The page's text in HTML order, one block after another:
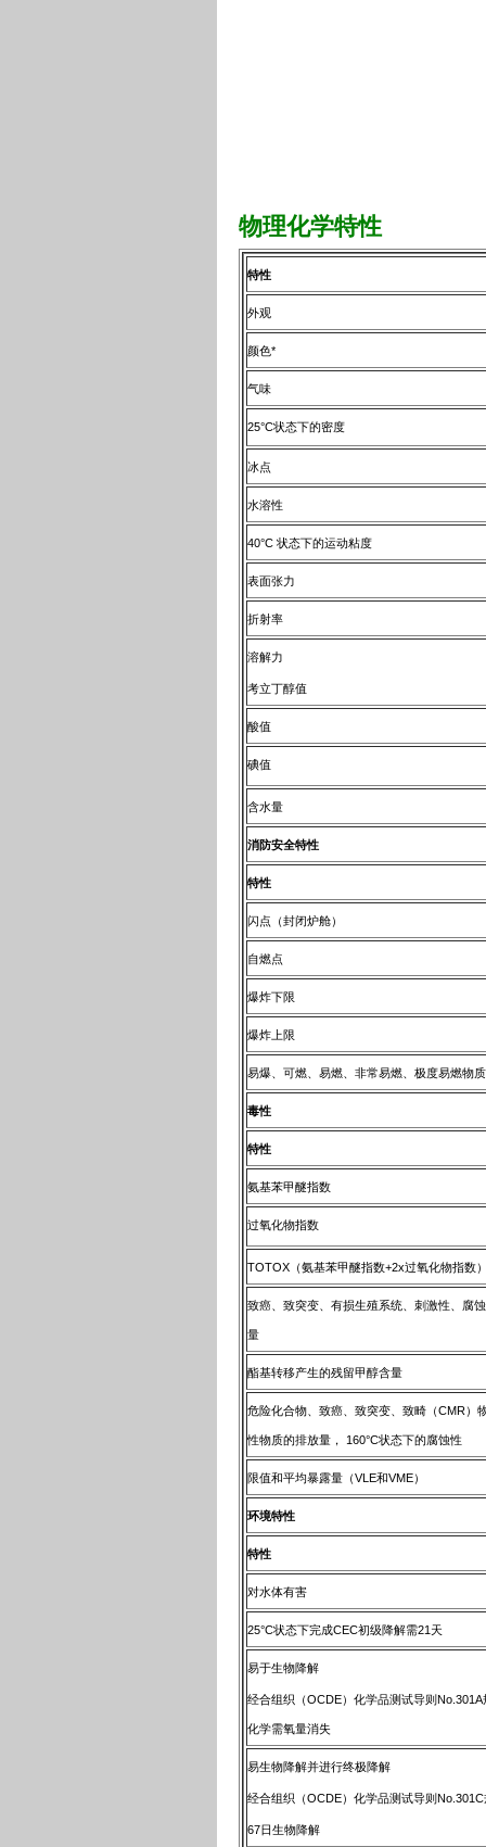
物理化学特性
特性
外观
颜色*
气味
25°C状态下的密度
冰点
水溶性
40°C 状态下的运动粘度
表面张力
折射率
溶解力
考立丁醇值
酸值
碘值
含水量
消防安全特性
特性
闪点（封闭炉舱）
自燃点
爆炸下限
爆炸上限
易爆、可燃、易燃、非常易燃、极度易燃物
毒性
特性
氨基苯甲醚指数
过氧化物指数
TOTOX（氨基苯甲醚指数+2x过氧化物指数
致癌、致突变、有损生殖系统、刺激性、腐
量
酯基转移产生的残留甲醇含量
危险化合物、致癌、致突变、致畸（CMR）
性物质的排放量， 160°C状态下的腐蚀性
限值和平均暴露量（VLE和VME）
环境特性
特性
对水体有害
25°C状态下完成CEC初级降解需21天
易于生物降解
经合组织（OCDE）化学品测试导则No.301A
化学需氧量消失
易生物降解并进行终极降解
经合组织（OCDE）化学品测试导则
67日生物降解